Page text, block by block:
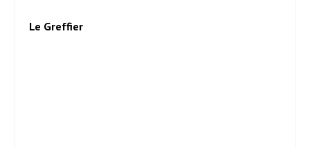
Le Greffier